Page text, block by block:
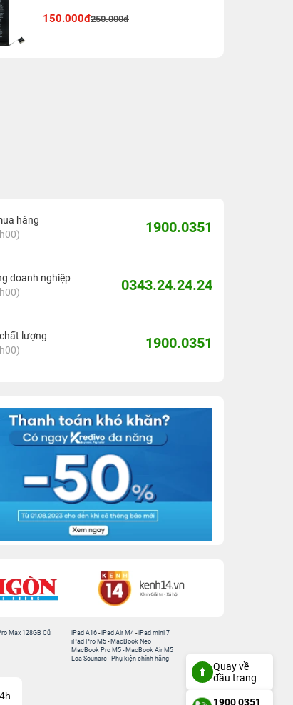
150.000đ250.000đ
hàng
1900.0351
doanh nghiệp
0343.24.24.24
lượng
1900.0351
Max 128GB Cũ
iPad A16 -iPad Air M4 -iPad mini 7
iPad Pro M5 - MacBook Neo
MacBook Pro M5 - MacBook Air M5
Loa Sounarc - Phụ kiện chính hãng
Quay về
đầu trang
1900 0351